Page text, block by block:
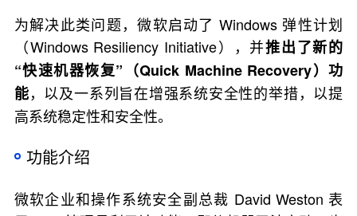
为解决此类问题，微软启动了 Windows 弹性计划
（Windows Resiliency Initiative），并推出了新的
“快速机器恢复”（Quick Machine Recovery）功
能，以及一系列旨在增强系统安全性的举措，以提
高系统稳定性和安全性。
功能介绍
微软企业和操作系统安全副总裁 David Weston 表